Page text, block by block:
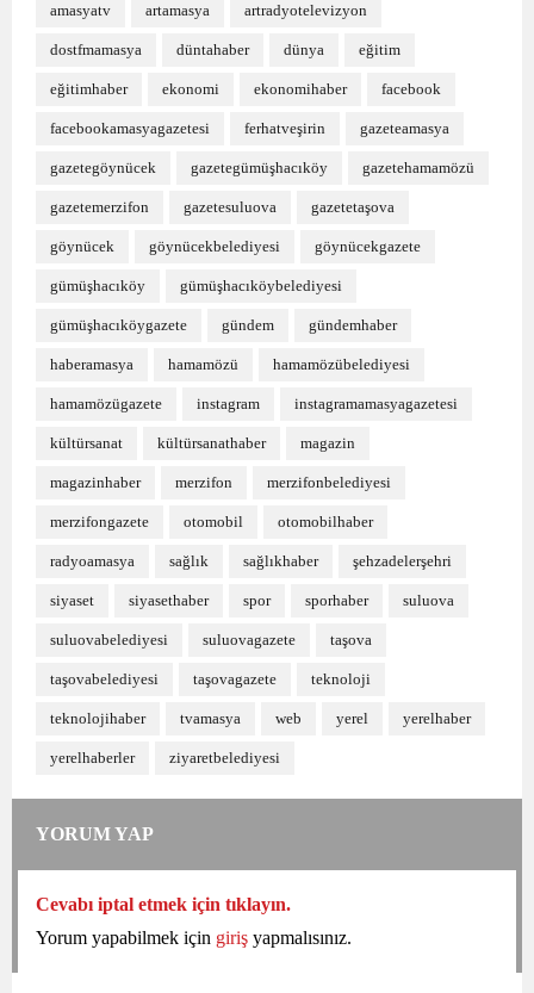
amasyatv artamasya artradyotelevizyon
dostfmamasya düntahaber dünya eğitim
eğitimhaber ekonomi ekonomihaber facebook
facebookamasyagazetesi ferhatveşirin gazeteamasya
gazetegöynücek gazetegümüşhacıköy gazetehamamözü
gazetemerzifon gazetesuluova gazetetaşova
göynücek göynücekbelediyesi göynücekgazete
gümüşhacıköy gümüşhacıköybelediyesi
gümüşhacıköygazete gündem gündemhaber
haberamasya hamamözü hamamözübelediyesi
hamamözügazete instagram instagramamasyagazetesi
kültürsanat kültürsanathaber magazin
magazinhaber merzifon merzifonbelediyesi
merzifongazete otomobil otomobilhaber
radyoamasya sağlık sağlıkhaber şehzadelerşehri
siyaset siyasethaber spor sporhaber suluova
suluovabelediyesi suluovagazete taşova
taşovabelediyesi taşovagazete teknoloji
teknolojihaber tvamasya web yerel yerelhaber
yerelhaberler ziyaretbelediyesi
YORUM YAP
Cevabı iptal etmek için tıklayın.
Yorum yapabilmek için giriş yapmalısınız.